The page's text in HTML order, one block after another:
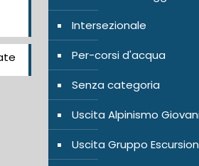
Intersezionale
Per-corsi d'acqua
Senza categoria
Uscita Alpinismo
Uscita Gruppo